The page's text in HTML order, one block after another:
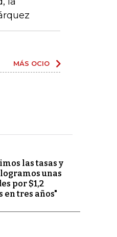
MÁS OCIO
las tasas y
unas
por $1,2
en tres años"